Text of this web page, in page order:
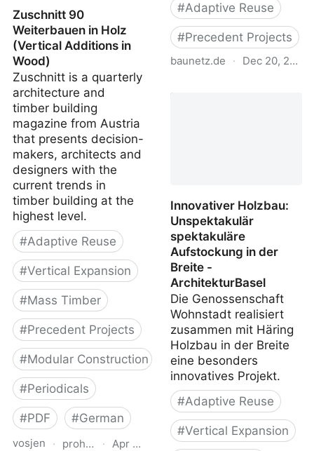
Zuschnitt 90
Weiterbauen in Holz
(Vertical Additions in
Wood)
Zuschnitt is a quarterly
architecture and
timber building
magazine from Austria
that presents decision-
makers, architects and
designers with the
current trends in
timber building at the
highest level.
#Adaptive Reuse
#Vertical Expansion
#Mass Timber
#Precedent Projects
#Modular Construction
#Periodicals
#PDF #German
vosjen · proholz.at
· Apr 16, 2026
#Adaptive Reuse
#Precedent Projects
baunetz.de · Dec 20, 2022
Innovativer Holzbau:
Unspektakulär
spektakuläre
Aufstockung in der
Breite -
ArchitekturBasel
Die Genossenschaft
Wohnstadt realisiert
zusammen mit Häring
Holzbau in der Breite
eine besonders
innovatives Projekt.
#Adaptive Reuse
#Vertical Expansion